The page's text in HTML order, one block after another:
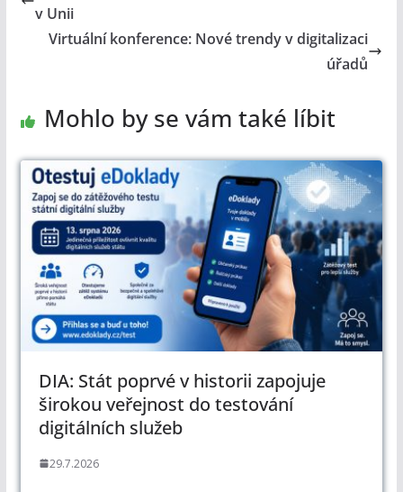
v Unii
Virtuální konference: Nové trendy v digitalizaci
úřadů
Mohlo by se vám také líbit
DIA: Stát poprvé v historii zapojuje
širokou veřejnost do testování
digitálních služeb
29.7.2026